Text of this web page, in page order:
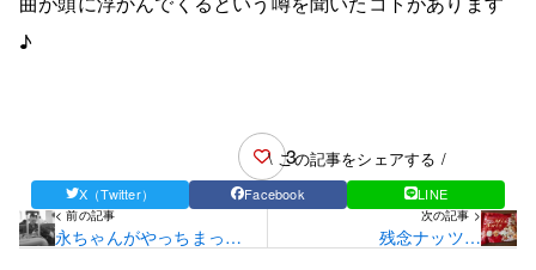
♪
3
\ この記事をシェアする /
X（Twitter） Facebook LINE
< 前の記事
永ちゃんがやっちまった
コト…☆
次の記事 >
残念ナッツ…